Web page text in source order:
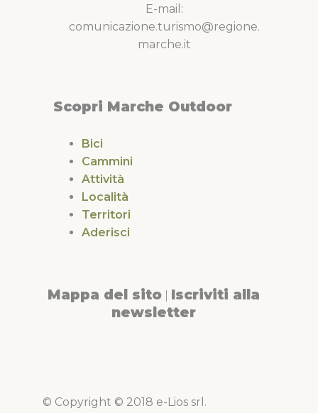
E-mail:
comunicazione.turismo@regione.
marche.it
Scopri Marche Outdoor
Bici
Cammini
Attività
Località
Territori
Aderisci
Mappa del sito Iscriviti alla
newsletter
© Copyright © 2018 e-Lios srl.